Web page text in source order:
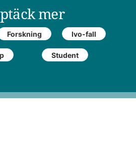
mer
Forskning Ivo-fall
Student